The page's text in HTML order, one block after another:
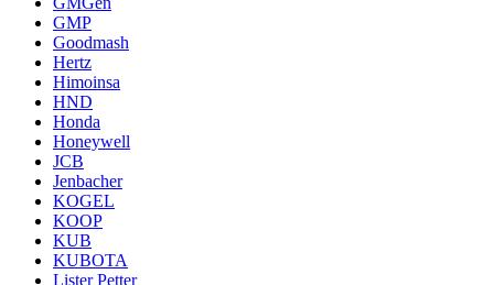
GMP
Goodmash
Hertz
Himoinsa
HND
Honda
Honeywell
JCB
Jenbacher
KOGEL
KOOP
KUB
KUBOTA
Lister Petter